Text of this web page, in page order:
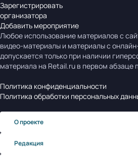
Зарегистрировать
организатора
Добавить мероприятие
Любое использование материалов с
видео-материалы и материалы с
допускается только при наличии
материала на Retail.ru в первом абзаце
Политика конфиденциальности
Политика обработки персональных
О проекте
Редакция